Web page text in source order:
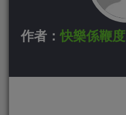
作者：快樂係鞭度